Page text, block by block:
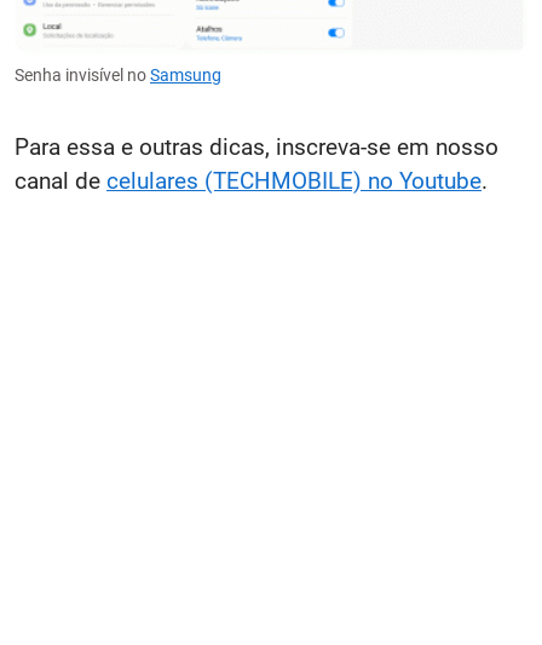
Senha invisível noSamsung
Para essa e outras dicas, inscreva-se em nosso
canal de celulares (TECHMOBILE) no Youtube.